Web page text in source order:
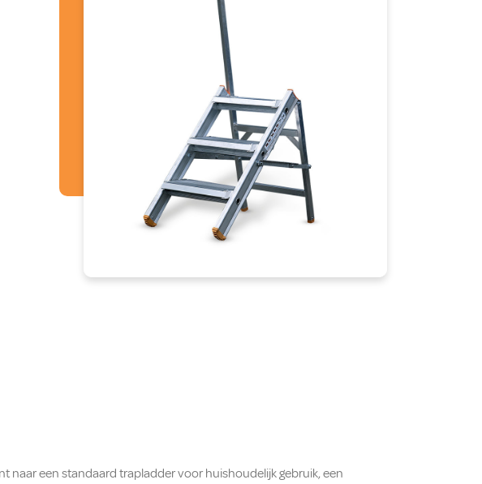
naar een standaard trapladder voor huishoudelijk gebruik, een